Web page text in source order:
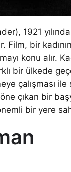
1921
Film, bir
konu alır.
bir ülkede
çalışması
çıkan bir
bir yere